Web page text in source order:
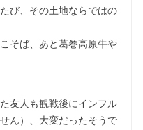
び、その土地ならではの
そば、あと葛巻高原牛や
友人も観戦後にインフル
ん）、大変だったそうで